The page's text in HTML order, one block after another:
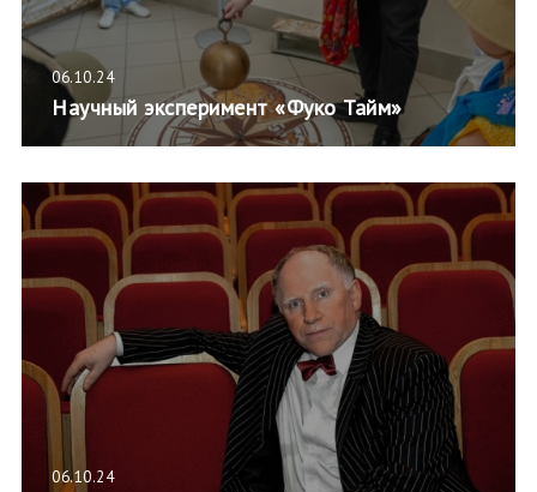
06.10.24
Научный эксперимент «Фуко Тайм»
06.10.24